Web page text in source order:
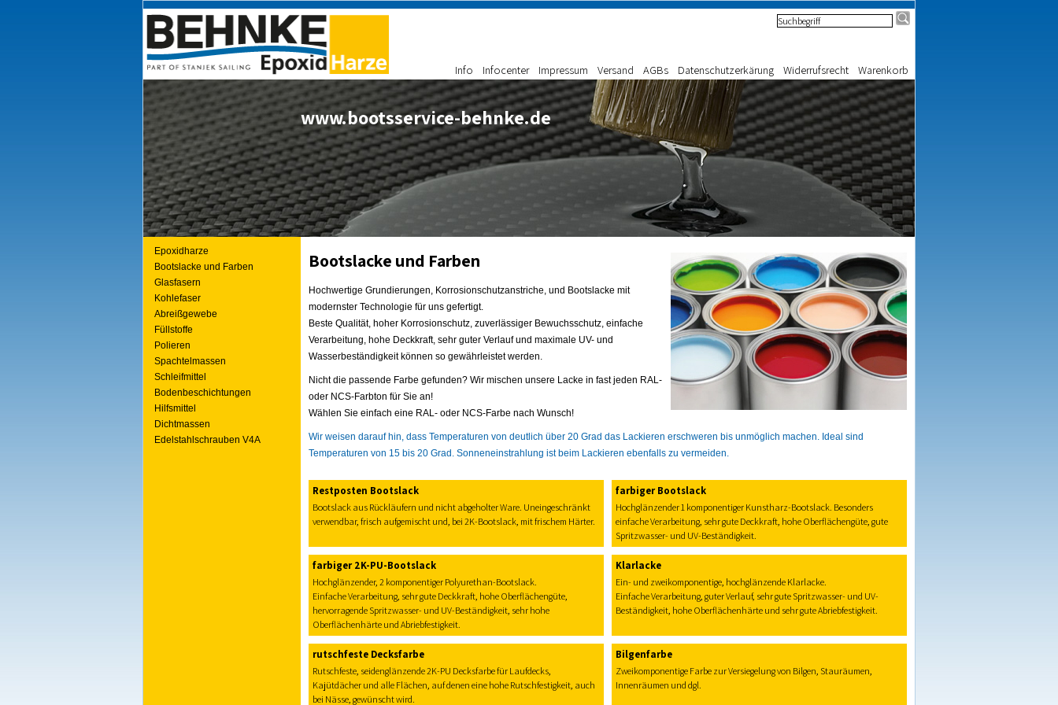
www.bootsservice-behnke.de
Info Infocenter Impressum Versand AGBs Datenschutzerkärung Widerrufsrecht Warenkorb
Epoxidharze
Bootslacke und Farben
Glasfasern
Kohlefaser
Abreißgewebe
Füllstoffe
Polieren
Spachtelmassen
Schleifmittel
Bodenbeschichtungen
Hilfsmittel
Dichtmassen
Edelstahlschrauben V4A
Bootslacke und Farben
Hochwertige Grundierungen, Korrosionschutzanstriche, und Bootslacke mit
modernster Technologie für uns gefertigt.
Beste Qualität, hoher Korrosionschutz, zuverlässiger Bewuchsschutz, einfache
Verarbeitung, hohe Deckkraft, sehr guter Verlauf und maximale UV- und
Wasserbeständigkeit können so gewährleistet werden.
Nicht die passende Farbe gefunden? Wir mischen unsere Lacke in fast jeden RAL-
oder NCS-Farbton für Sie an!
Wählen Sie einfach eine RAL- oder NCS-Farbe nach Wunsch!
Wir weisen darauf hin, dass Temperaturen von deutlich über 20 Grad das Lackieren erschweren bis unmöglich machen. Ideal sind
Temperaturen von 15 bis 20 Grad. Sonneneinstrahlung ist beim Lackieren ebenfalls zu vermeiden.
Restposten Bootslack
Bootslack aus Rückläufern und nicht abgeholter Ware. Uneingeschränkt
verwendbar, frisch aufgemischt und, bei 2K-Bootslack, mit frischem Härter.
farbiger Bootslack
Hochglänzender 1 komponentiger Kunstharz-Bootslack. Besonders
einfache Verarbeitung, sehr gute Deckkraft, hohe Oberflächengüte, gute
Spritzwasser- und UV-Beständigkeit.
farbiger 2K-PU-Bootslack
Hochglänzender, 2 komponentiger Polyurethan-Bootslack.
Einfache Verarbeitung, sehr gute Deckkraft, hohe Oberflächengüte,
hervorragende Spritzwasser- und UV-Beständigkeit, sehr hohe
Oberflächenhärte und Abriebfestigkeit.
Klarlacke
Ein- und zweikomponentige, hochglänzende Klarlacke.
Einfache Verarbeitung, guter Verlauf, sehr gute Spritzwasser- und UV-
Beständigkeit, hohe Oberflächenhärte und sehr gute Abriebfestigkeit.
rutschfeste Decksfarbe
Rutschfeste, seidenglänzende 2K-PU Decksfarbe für Laufdecks,
Kajütdächer und alle Flächen, auf denen eine hohe Rutschfestigkeit, auch
bei Nässe, gewünscht wird.
Bilgenfarbe
Zweikomponentige Farbe zur Versiegelung von Bilgen, Stauräumen,
Innenräumen und dgl.